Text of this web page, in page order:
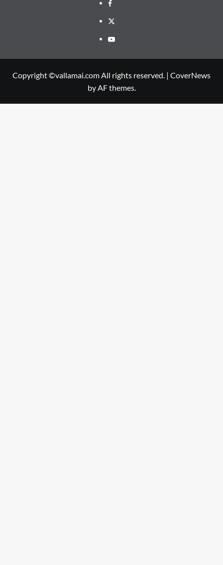
Facebook
Twitter
Youtube
Copyright ©vallamai.com All rights reserved. | CoverNews
by AF themes.